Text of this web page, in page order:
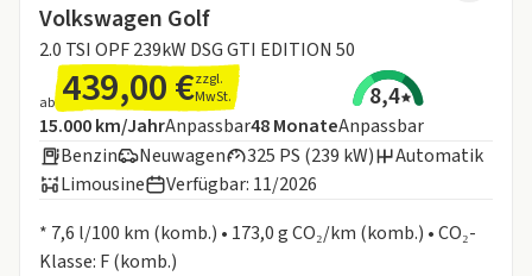
Volkswagen Golf
2.0 TSI OPF 239kW DSG GTI EDITION 50
ab 439,00 €zzgl.
MwSt.
8,4
Angebotsdetails:
Inklusive Laufleistung
15.000 km/JahrAnpassbarLaufzeit
48MonateAnpassbar
Benzin
Neuwagen 325 PS (239 kW)
Automatik
Limousine
Verfügbar: 11/2026
* 7,6 l/100 km (komb.) • 173,0 g CO₂/km (komb.) • CO₂-
Klasse: F (komb.)